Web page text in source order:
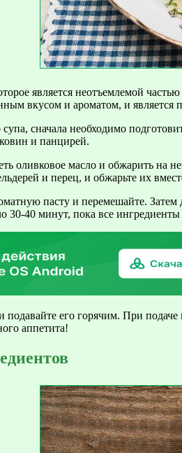
является неотъемлемой
вкусом и ароматом, и
сначала необходимо
и панцирей.
оливковое масло и обжарить на
и перец, и обжарьте их
пасту и перемешайте.
30-40 минут, пока все
подавайте его горячим. При
аппетита!